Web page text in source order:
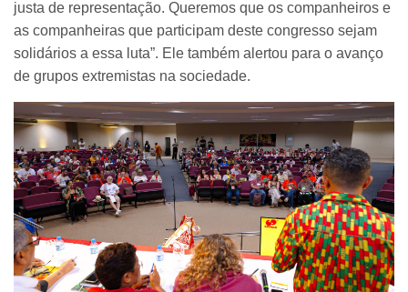
justa de representação. Queremos que os companheiros e
as companheiras que participam deste congresso sejam
solidários a essa luta”. Ele também alertou para o avanço
de grupos extremistas na sociedade.